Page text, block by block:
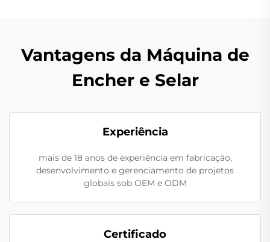
Vantagens da Máquina de
Encher e Selar
Experiência
mais de 18 anos de experiência em fabricação,
desenvolvimento e gerenciamento de projetos
globais sob OEM e ODM
Certificado